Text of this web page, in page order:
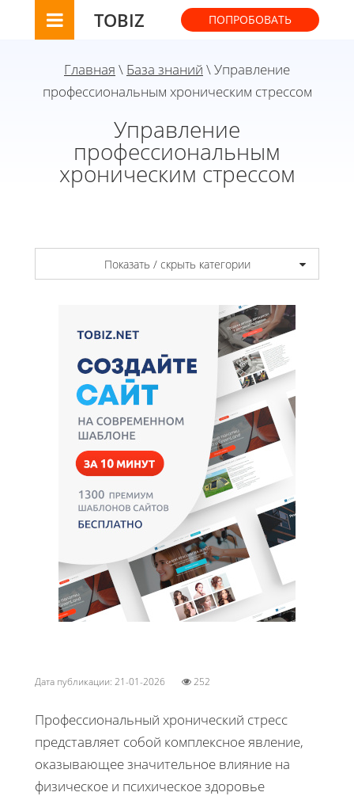
TOBIZ ПОПРОБОВАТЬ
Главная \ База знаний \ Управление
профессиональным хроническим стрессом
Управление
профессиональным
хроническим стрессом
Показать / скрыть категории
Дата публикации: 21-01-2026 252
Профессиональный хронический стресс
представляет собой комплексное явление,
оказывающее значительное влияние на
физическое и психическое здоровье